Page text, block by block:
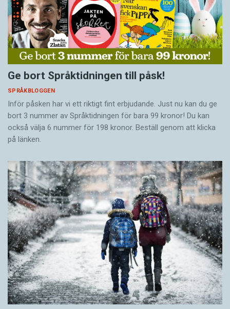
Ge bort Språktidningen till påsk!
SPRÅKBLOGGEN
Inför påsken har vi ett riktigt fint erbjudande. Just nu kan du ge
bort 3 nummer av Språktidningen för bara 99 kronor! Du kan
också välja 6 nummer för 198 kronor. Beställ genom att klicka
på länken.